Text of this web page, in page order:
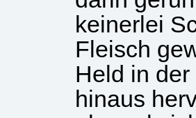
keinerlei
Fleisch
Held in
hinaus